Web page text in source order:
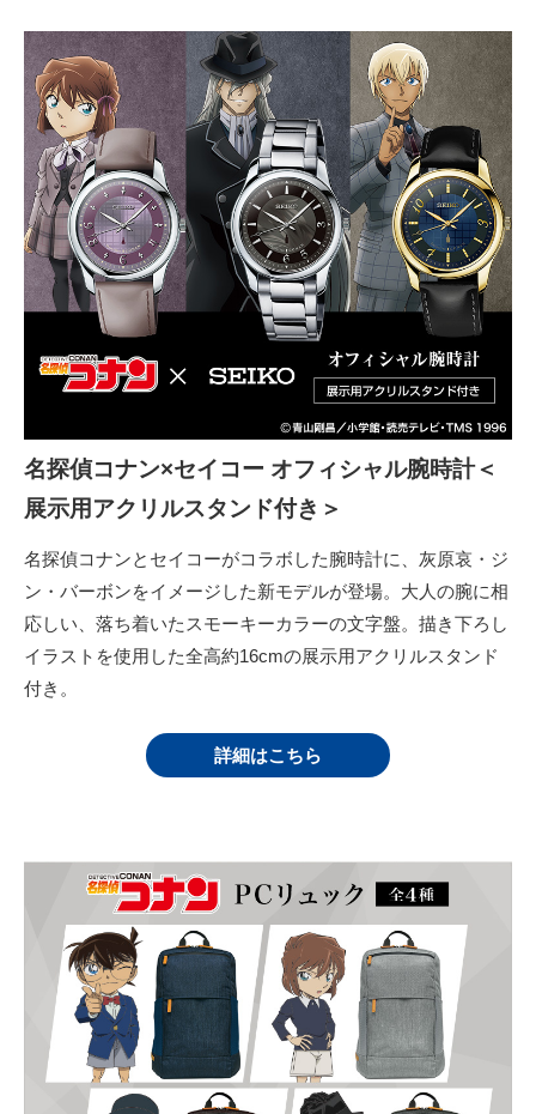
名探偵コナン×セイコー オフィシャル腕時計＜
展示用アクリルスタンド付き＞
名探偵コナンとセイコーがコラボした腕時計に、灰原哀・ジ
ン・バーボンをイメージした新モデルが登場。大人の腕に相
応しい、落ち着いたスモーキーカラーの文字盤。描き下ろし
イラストを使用した全高約16cmの展示用アクリルスタンド
付き。
詳細はこちら